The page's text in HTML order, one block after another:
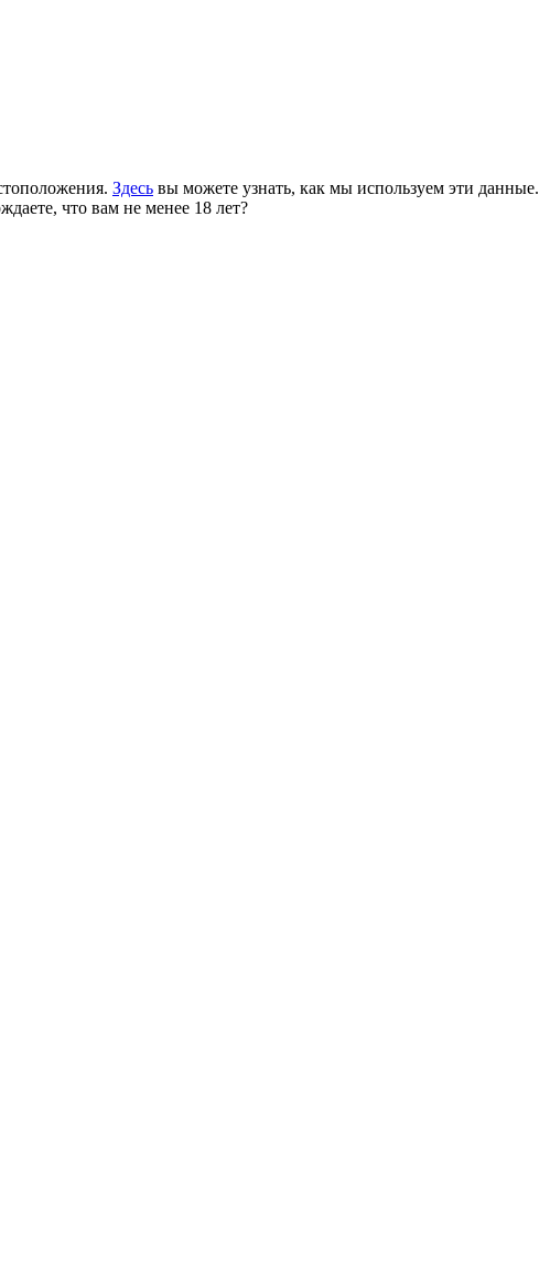
Здесь вы можете узнать, как мы используем эти данные.
что вам не менее 18 лет?